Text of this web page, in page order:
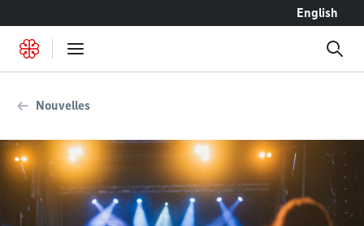
English
Nouvelles